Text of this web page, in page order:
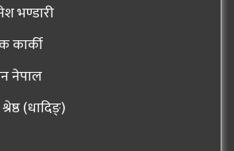
भण्डारी
कार्की
नेपाल
(धादिङ्)